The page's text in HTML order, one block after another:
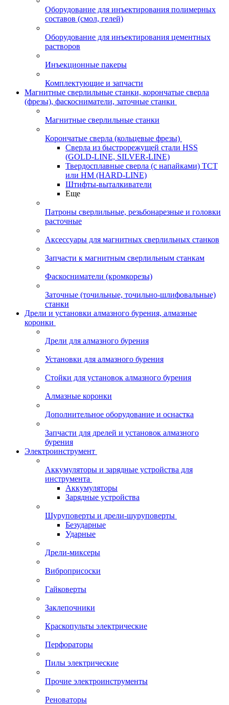
Оборудование для инъектирования полимерных
составов (смол, гелей)
Оборудование для инъектирования цементных
растворов
Инъекционные пакеры
Комплектующие и запчасти
Магнитные сверлильные станки, корончатые сверла
(фрезы), фаскосниматели, заточные станки
Магнитные сверлильные станки
Корончатые сверла (кольцевые фрезы)
Сверла из быстрорежущей стали HSS
(GOLD-LINE, SILVER-LINE)
Твердосплавные сверла (с напайками) ТСТ
или HM (HARD-LINE)
Штифты-выталкиватели
Еще
Патроны сверлильные, резьбонарезные и головки
расточные
Аксессуары для магнитных сверлильных станков
Запчасти к магнитным сверлильным станкам
Фаскосниматели (кромкорезы)
Заточные (точильные, точильно-шлифовальные)
станки
Дрели и установки алмазного бурения, алмазные
коронки
Дрели для алмазного бурения
Установки для алмазного бурения
Стойки для установок алмазного бурения
Алмазные коронки
Дополнительное оборудование и оснастка
Запчасти для дрелей и установок алмазного
бурения
Электроинструмент
Аккумуляторы и зарядные устройства для
инструмента
Аккумуляторы
Зарядные устройства
Шуруповерты и дрели-шуруповерты
Безударные
Ударные
Дрели-миксеры
Виброприсоски
Гайковерты
Заклепочники
Краскопульты электрические
Перфораторы
Пилы электрические
Прочие электроинструменты
Реноваторы